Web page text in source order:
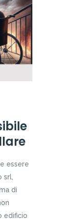
essere
srl,
di
edificio